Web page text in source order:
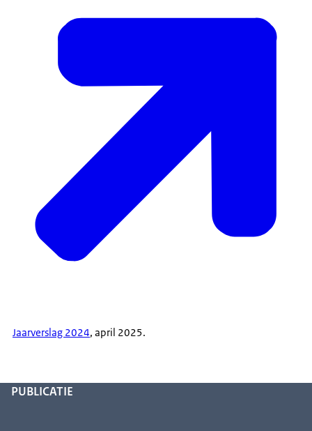
Jaarverslag 2024, april 2025.
PUBLICATIE